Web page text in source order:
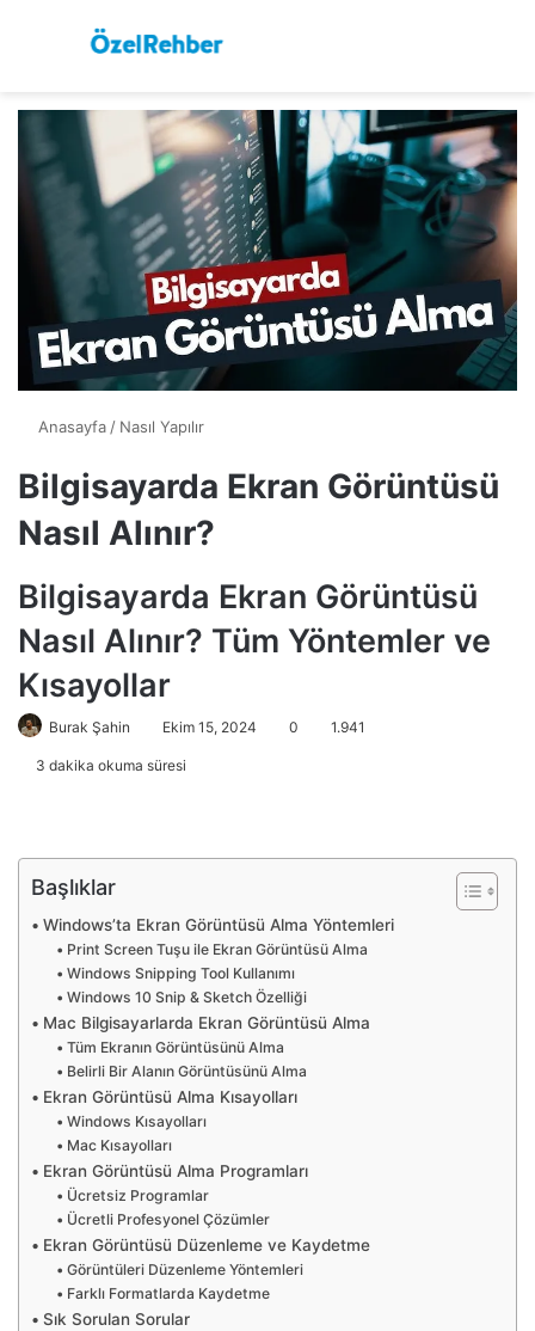
Menü
Anasayfa / Nasıl Yapılır
Bilgisayarda Ekran Görüntüsü
Nasıl Alınır?
Bilgisayarda Ekran Görüntüsü
Nasıl Alınır? Tüm Yöntemler ve
Kısayollar
Burak Şahin Ekim 15, 2024 0 1.941
3 dakika okuma süresi
Başlıklar
Windows’ta Ekran Görüntüsü Alma Yöntemleri
Print Screen Tuşu ile Ekran Görüntüsü Alma
Windows Snipping Tool Kullanımı
Windows 10 Snip & Sketch Özelliği
Mac Bilgisayarlarda Ekran Görüntüsü Alma
Tüm Ekranın Görüntüsünü Alma
Belirli Bir Alanın Görüntüsünü Alma
Ekran Görüntüsü Alma Kısayolları
Windows Kısayolları
Mac Kısayolları
Ekran Görüntüsü Alma Programları
Ücretsiz Programlar
Ücretli Profesyonel Çözümler
Ekran Görüntüsü Düzenleme ve Kaydetme
Görüntüleri Düzenleme Yöntemleri
Farklı Formatlarda Kaydetme
Sık Sorulan Sorular